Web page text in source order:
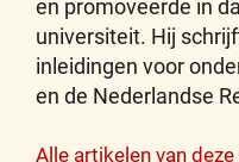
en promoveerde in
universiteit. Hij
inleidingen voor
en de Nederlandse
Alle artikelen van